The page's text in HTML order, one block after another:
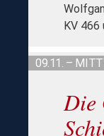
KV 466
09.11. –
Die